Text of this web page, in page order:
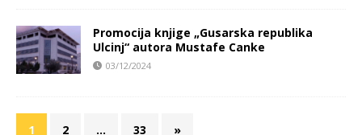
Promocija knjige „Gusarska republika
Ulcinj“ autora Mustafe Canke
03/12/2024
1 2 … 33 »